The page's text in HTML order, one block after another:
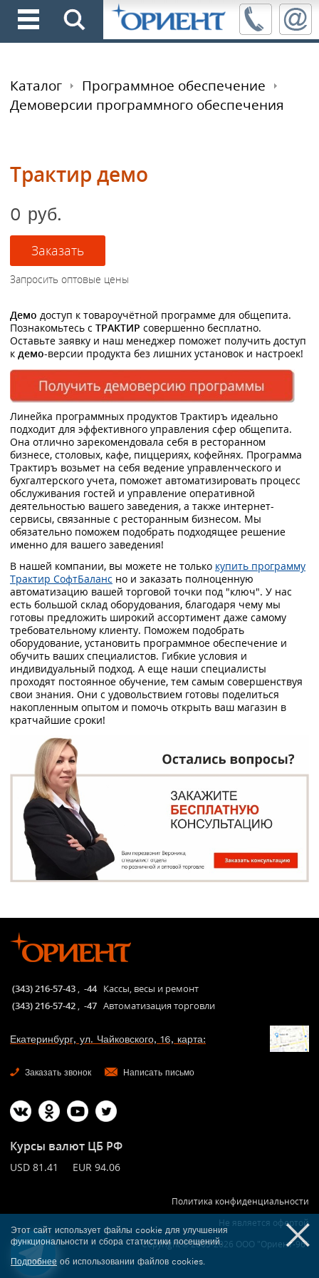
Каталог
Программное обеспечение
Демоверсии программного обеспечения
Трактир демо
0 руб.
Демо доступ к товароучётной программе для общепита.
Познакомьтесь с ТРАКТИР совершенно бесплатно.
Оставьте заявку и наш менеджер поможет получить доступ
к демо-версии продукта без лишних установок и настроек!
Линейка программных продуктов Трактиръ идеально
подходит для эффективного управления сфер общепита.
Она отлично зарекомендовала себя в ресторанном
бизнесе, столовых, кафе, пиццериях, кофейнях. Программа
Трактиръ возьмет на себя ведение управленческого и
бухгалтерского учета, поможет автоматизировать процесс
обслуживания гостей и управление оперативной
деятельностью вашего заведения, а также интернет-
сервисы, связанные с ресторанным бизнесом. Мы
обязательно поможем подобрать подходящее решение
именно для вашего заведения!
В нашей компании, вы можете не только купить программу
Трактир СофтБаланс но и заказать полноценную
автоматизацию вашей торговой точки под "ключ". У нас
есть большой склад оборудования, благодаря чему мы
готовы предложить широкий ассортимент даже самому
требовательному клиенту. Поможем подобрать
оборудование, установить программное обеспечение и
обучить ваших специалистов. Гибкие условия и
индивидуальный подход. А еще наши специалисты
проходят постоянное обучение, тем самым совершенствуя
свои знания. Они с удовольствием готовы поделиться
накопленным опытом и помочь открыть ваш магазин в
кратчайшие сроки!
(343) 216-57-43 , -44 Кассы, весы и ремонт
(343) 216-57-42 , -47 Автоматизация торговли
Екатеринбург, ул. Чайковского, 16, карта:
Заказать звонок Написать письмо
Курсы валют ЦБ РФ
USD 81.41 EUR 94.06
Политика конфиденциальности
Не является офертой
Copyright © 2005-2026 ООО "Ориент-96"
Этот сайт использует файлы cookie для улучшения
функциональности и сбора статистики посещений.
Подробнее об использовании файлов cookies.